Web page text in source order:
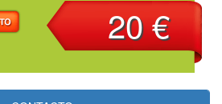
20 €